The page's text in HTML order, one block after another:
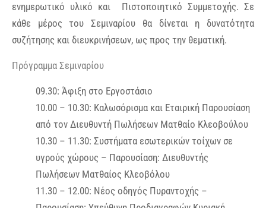
ενημερωτικό υλικό και Πιστοποιητικό Συμμετοχής. Σε
κάθε μέρος του Σεμιναρίου θα δίνεται η δυνατότητα
συζήτησης και διευκρινήσεων, ως προς την θεματική.
Πρόγραμμα Σεμιναρίου
09.30: Άφιξη στο Εργοστάσιο
10.00 – 10.30: Καλωσόρισμα και Εταιρική Παρουσίαση
από τον Διευθυντή Πωλήσεων Ματθαίο Κλεοβούλου
10.30 – 11.30: Συστήματα εσωτερικών τοίχων σε
υγρούς χώρους – Παρουσίαση: Διευθυντής
Πωλήσεων Ματθαίος Κλεοβόλου
11.30 – 12.00: Νέος οδηγός Πυραντοχής –